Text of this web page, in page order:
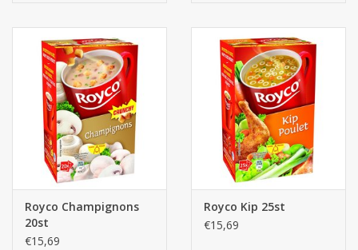
Royco Champignons
20st
€15,69
Royco Kip 25st
€15,69